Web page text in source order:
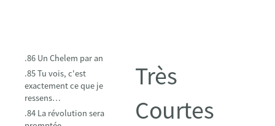
.86 Un Chelem par an
.85 Tu vois, c'est
exactement ce que je
ressens…
.84 La révolution sera
Très
Courtes